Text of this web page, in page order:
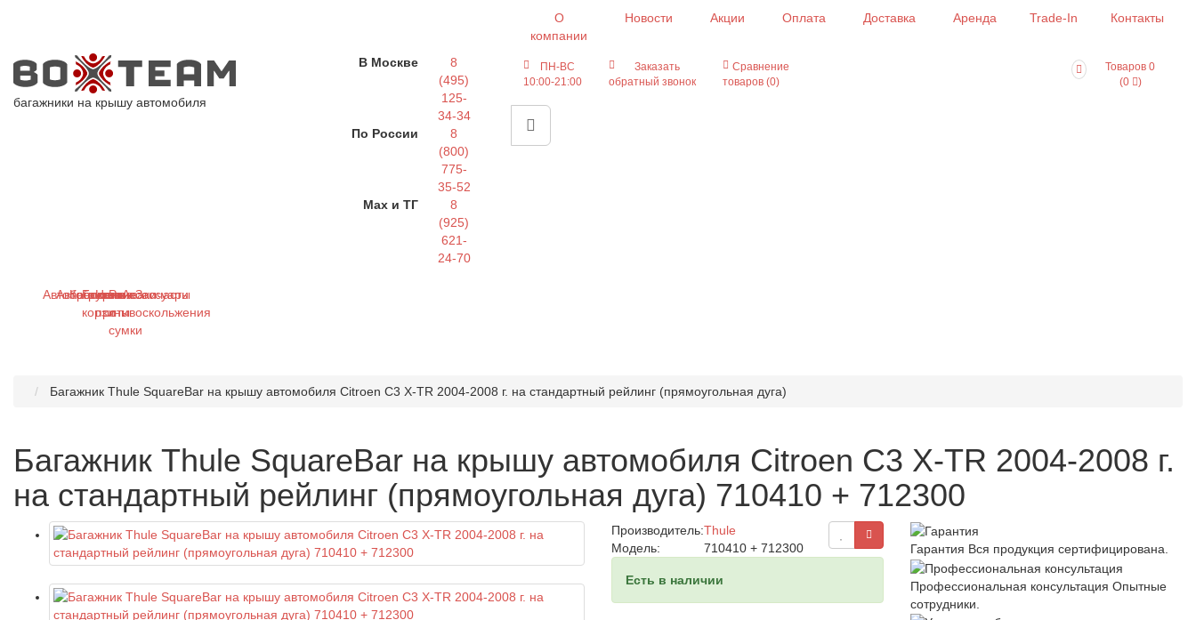
О
компании
Новости Акции Оплата Доставка Аренда Trade-In Контакты
багажники на крышу автомобиля
В Москве
8
(495)
125-
34-34
По России
8
(800)
775-
35-52
Max и ТГ
8
(925)
621-
24-70
ПН-ВС
10:00-21:00
Заказать
обратный звонок
Сравнение
товаров (0)
Товаров 0
(0
)
Автобагажники
Автобоксы
Крепления
Грузовые
корзины
Цепи
противоскольжения
Рюкзаки
и
сумки
Аксессуары
Запчасти
Багажник Thule SquareBar на крышу автомобиля Citroen C3 X-TR 2004-2008 г. на стандартный рейлинг (прямоугольная дуга)
Багажник Thule SquareBar на крышу автомобиля Citroen C3 X-TR 2004-2008 г.
на стандартный рейлинг (прямоугольная дуга) 710410 + 712300
Производитель:Thule
Модель:
710410 + 712300
Есть в наличии
Гарантия Вся продукция сертифицирована.
Профессиональная консультация Опытные
сотрудники.